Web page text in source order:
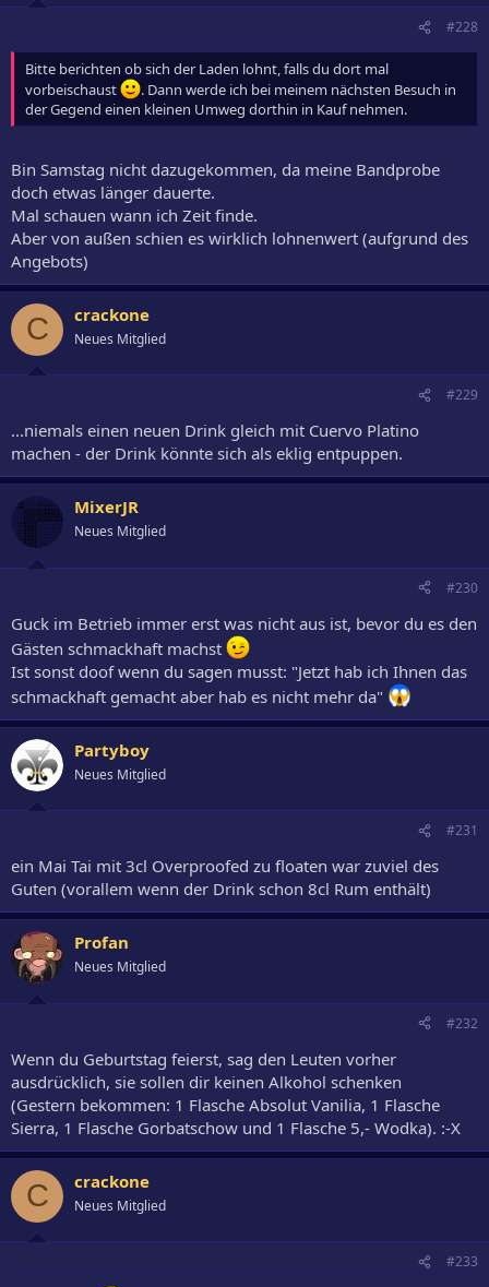
#228
Bitte berichten ob sich der Laden lohnt, falls du dort mal
vorbeischaust
. Dann werde ich bei meinem nächsten Besuch in
der Gegend einen kleinen Umweg dorthin in Kauf nehmen.
Bin Samstag nicht dazugekommen, da meine Bandprobe
doch etwas länger dauerte.
Mal schauen wann ich Zeit finde.
Aber von außen schien es wirklich lohnenwert (aufgrund des
Angebots)
C crackone
Neues Mitglied
#229
...niemals einen neuen Drink gleich mit Cuervo Platino
machen - der Drink könnte sich als eklig entpuppen.
MixerJR
Neues Mitglied
#230
Guck im Betrieb immer erst was nicht aus ist, bevor du es den
Gästen schmackhaft machst
Ist sonst doof wenn du sagen musst: "Jetzt hab ich Ihnen das
schmackhaft gemacht aber hab es nicht mehr da"
Partyboy
Neues Mitglied
#231
ein Mai Tai mit 3cl Overproofed zu floaten war zuviel des
Guten (vorallem wenn der Drink schon 8cl Rum enthält)
Profan
Neues Mitglied
#232
Wenn du Geburtstag feierst, sag den Leuten vorher
ausdrücklich, sie sollen dir keinen Alkohol schenken
(Gestern bekommen: 1 Flasche Absolut Vanilia, 1 Flasche
Sierra, 1 Flasche Gorbatschow und 1 Flasche 5,- Wodka). :-X
C crackone
Neues Mitglied
#233